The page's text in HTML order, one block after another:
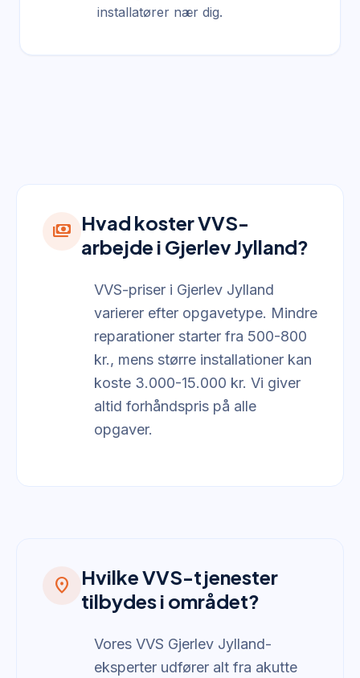
installatører nær dig.
payments Hvad koster VVS-
arbejde i Gjerlev Jylland?
VVS-priser i Gjerlev Jylland
varierer efter opgavetype. Mindre
reparationer starter fra 500-800
kr., mens større installationer kan
koste 3.000-15.000 kr. Vi giver
altid forhåndspris på alle
opgaver.
location_on
Hvilke VVS-tjenester
tilbydes i området?
Vores VVS Gjerlev Jylland-
eksperter udfører alt fra akutte